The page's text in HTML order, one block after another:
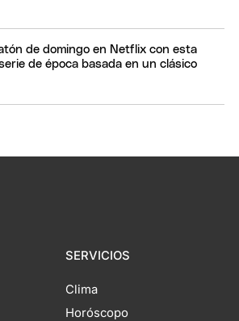
de domingo en Netflix con esta
de época basada en un clásico
SERVICIOS
Clima
Horóscopo